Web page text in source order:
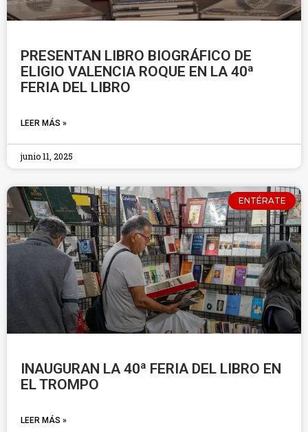
PRESENTAN LIBRO BIOGRÁFICO DE
ELIGIO VALENCIA ROQUE EN LA 40ª
FERIA DEL LIBRO
LEER MÁS »
junio 11, 2025
ENTÉRATE
INAUGURAN LA 40ª FERIA DEL LIBRO EN
EL TROMPO
LEER MÁS »